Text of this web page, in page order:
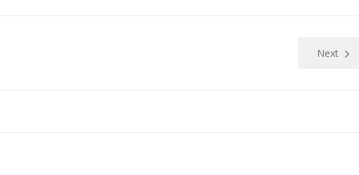
Next